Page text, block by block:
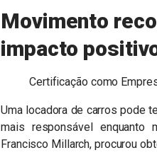
Movimento
impacto
Certificação como
Uma locadora de carros pode
mais responsável enquanto
Francisco Millarch, procurou